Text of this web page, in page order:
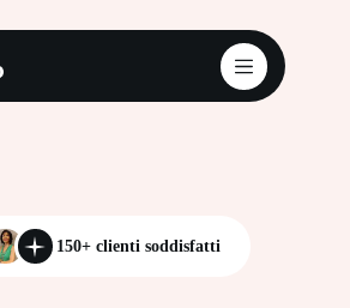
150+ clienti soddisfatti